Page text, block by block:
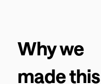
Why we
made this